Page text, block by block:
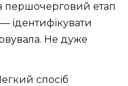
першочерговий етап
ідентифікувати
Не дуже
спосіб